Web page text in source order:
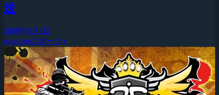
送
2009年3月1日
esports(eスポーツ)